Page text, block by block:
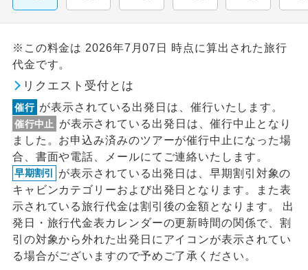
※この料金は 2026年7月07日 時点に算出された旅行
代金です。
リクエスト受付とは
催行 が表示されている出発日は、催行いたします。
催行中止
が表示されている出発日は、催行中止となり
ました。お申込み済みのツアーが催行中止になった場
合、書面や電話、メールにてご連絡いたします。
早期割引
が表示されている出発日は、早期割引対象の
キャビンカテゴリーおよび出発日となります。また表
示されている旅行代金は割引後の金額となります。 出
発日・旅行代金表カレンダーの更新時間の関係で、割
引の対象から外れた出発日にアイコンが表示されてい
る場合がございますので予めご了承ください。